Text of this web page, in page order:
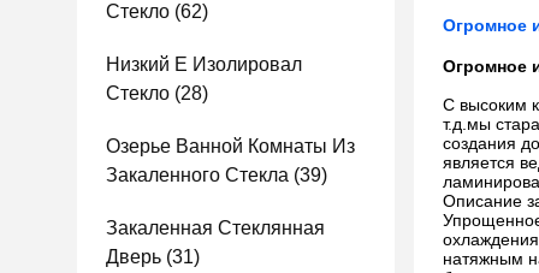
Стекло (62)
Низкий E Изолировал
Стекло (28)
Озерье Ванной Комнаты Из
Закаленного Стекла (39)
Закаленная Стеклянная
Дверь (31)
Огромное
Огромное
С высоким
т.д.мы
создания
является
Описание
Упрощенное
натяжным